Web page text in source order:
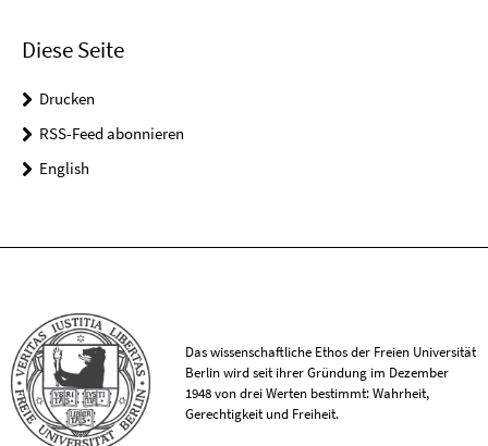
Diese Seite
Drucken
RSS-Feed abonnieren
English
Das wissenschaftliche Ethos der Freien Universität
Berlin wird seit ihrer Gründung im Dezember
1948 von drei Werten bestimmt: Wahrheit,
Gerechtigkeit und Freiheit.